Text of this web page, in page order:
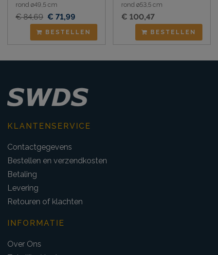
rond ø49,5 cm
€ 84,69 € 71,99
BESTELLEN
rond ø53,5 cm
€ 100,47
BESTELLEN
KLANTENSERVICE
Contactgegevens
Bestellen en verzendkosten
Betaling
Levering
Retouren of klachten
INFORMATIE
Over Ons